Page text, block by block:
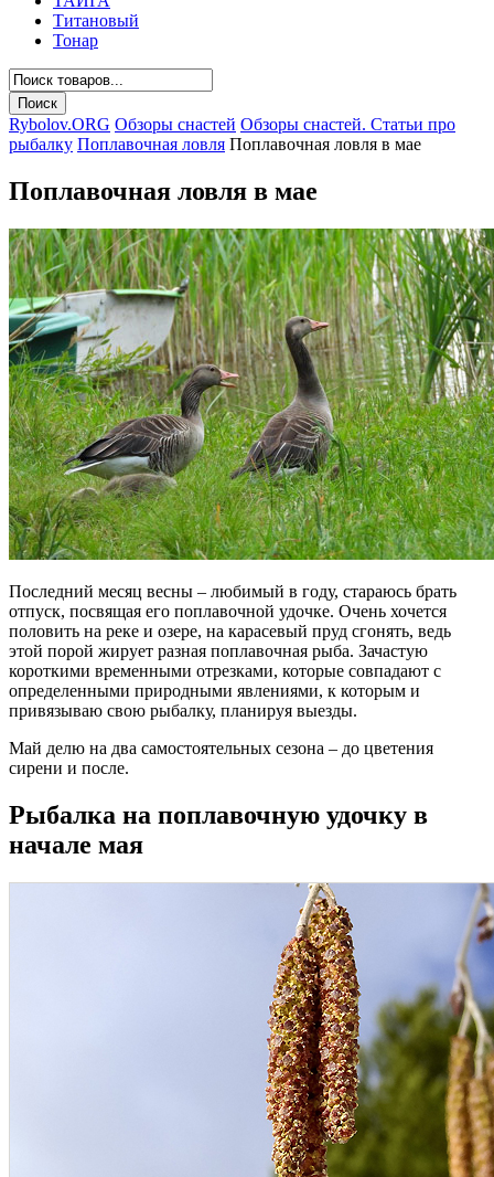
Титановый
Тонар
Rybolov.ORG Обзоры снастей Обзоры снастей. Статьи про
рыбалку Поплавочная ловля Поплавочная ловля в мае
Поплавочная ловля в мае
Последний месяц весны – любимый в году, стараюсь брать
отпуск, посвящая его поплавочной удочке. Очень хочется
половить на реке и озере, на карасевый пруд сгонять, ведь
этой порой жирует разная поплавочная рыба. Зачастую
короткими временными отрезками, которые совпадают с
определенными природными явлениями, к которым и
привязываю свою рыбалку, планируя выезды.
Май делю на два самостоятельных сезона – до цветения
сирени и после.
Рыбалка на поплавочную удочку в
начале мая